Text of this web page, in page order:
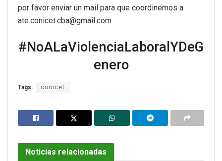
por favor enviar un mail para que coordinemos a
ate.conicet.cba@gmail.com
#NoALaViolenciaLaboralYDeG
enero
Tags: conicet
Noticias relacionadas